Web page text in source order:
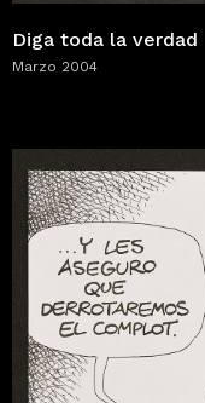
Diga toda la verdad
Marzo 2004